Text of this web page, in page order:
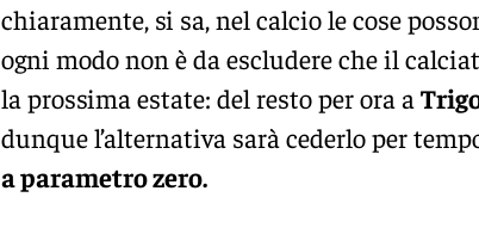
chiaramente, si sa, nel calcio le cose
ogni modo non è da escludere che il
la prossima estate: del resto per ora a
dunque l’alternativa sarà cederlo per
a parametro zero.